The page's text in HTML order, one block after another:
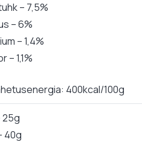
– 7,5%
– 6%
– 1,4%
– 1,1%
400kcal/100g
25g
40g